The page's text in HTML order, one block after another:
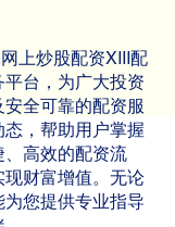
上炒股配资XIII‌配
台，为广大投资
全可靠的配资服
，帮助用户掌握
高效的配资流
财富增值。无论
您提供专业指导